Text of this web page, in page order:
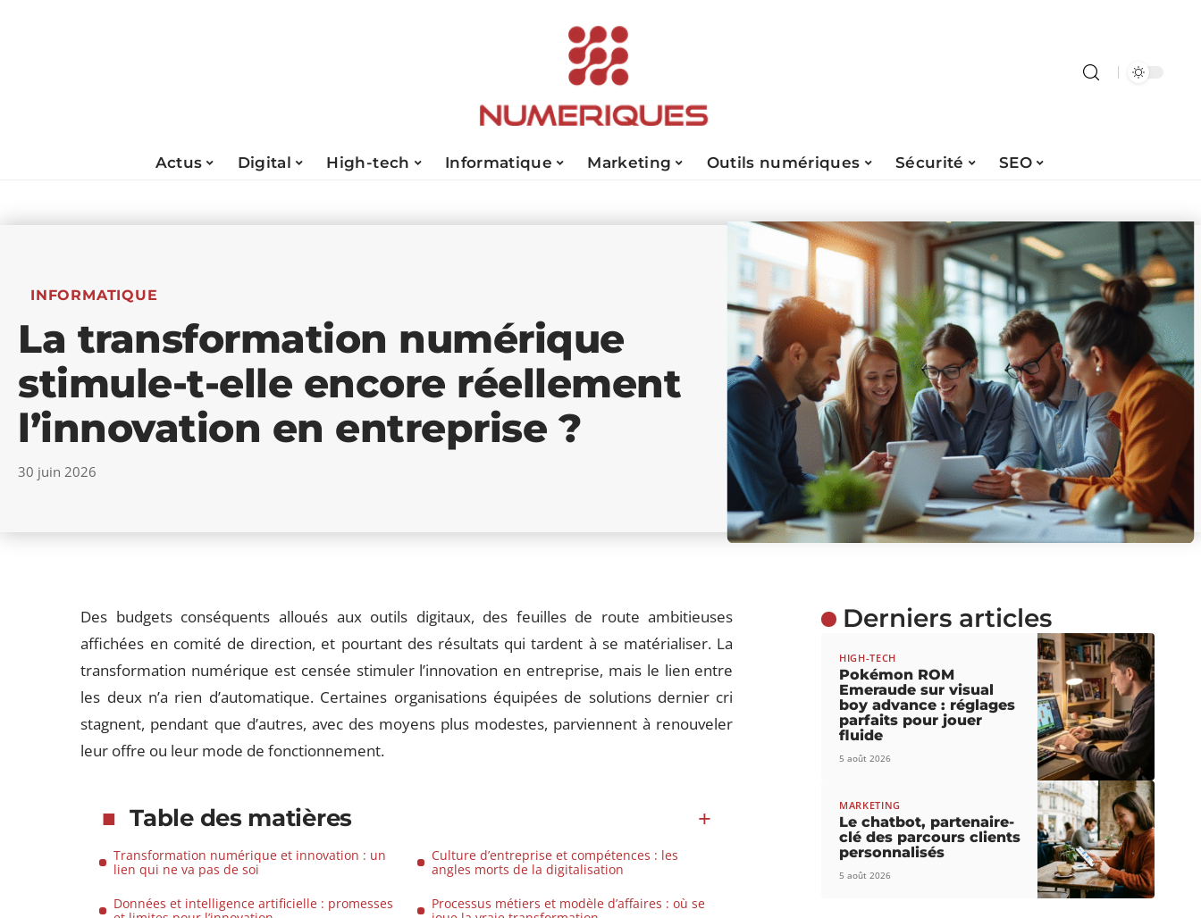
Actus Digital High-tech Informatique Marketing Outils numériques Sécurité SEO
INFORMATIQUE
La transformation numérique
stimule-t-elle encore réellement
l’innovation en entreprise ?
30 juin 2026
Des budgets conséquents alloués aux outils digitaux, des feuilles de route ambitieuses
affichées en comité de direction, et pourtant des résultats qui tardent à se matérialiser. La
transformation numérique est censée stimuler l’innovation en entreprise, mais le lien entre
les deux n’a rien d’automatique. Certaines organisations équipées de solutions dernier cri
stagnent, pendant que d’autres, avec des moyens plus modestes, parviennent à renouveler
leur offre ou leur mode de fonctionnement.
Table des matières
Transformation numérique et innovation : un
lien qui ne va pas de soi
Culture d’entreprise et compétences : les
angles morts de la digitalisation
Données et intelligence artificielle : promesses
Processus métiers et modèle d’affaires : où se
Derniers articles
HIGH-TECH
Pokémon ROM
Emeraude sur visual
boy advance : réglages
parfaits pour jouer
fluide
5 août 2026
MARKETING
Le chatbot, partenaire-
clé des parcours clients
personnalisés
5 août 2026